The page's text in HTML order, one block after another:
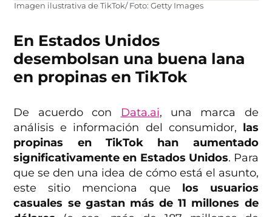
Imagen ilustrativa de TikTok/ Foto: Getty Images
En Estados Unidos
desembolsan una buena lana
en propinas en TikTok
De acuerdo con Data.ai, una marca de
análisis e información del consumidor, las
propinas en TikTok han aumentado
significativamente en Estados Unidos. Para
que se den una idea de cómo está el asunto,
este sitio menciona que los usuarios
casuales se gastan más de 11 millones de